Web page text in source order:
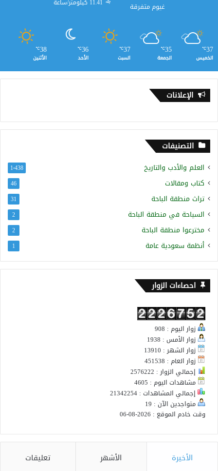
غيوم متفرقة 11.41 كيلومتر/ساعة
37
℃
الخميس
35
℃
الجمعة
37
℃
السبت
36
℃
الأحد
38
℃
الأثنين
الإعلانات
التصنيفات
العلم والأدب والتاريخ 1٬438
كتاب ومقالات 46
تراث منطقة الباحة 31
السياحة في منطقة الباحة 2
مخترعوا منطقة الباحة 2
أنظمة سعودية عامة 1
احصاءات الزوار
زوار اليوم : 908
زوار الأمس : 1938
زوار الشهر : 13910
زوار العام : 451538
إجمالي الزوار : 2576222
مشاهدات اليوم : 4605
إجمالي المشاهدات : 21342254
متواجدين الآن : 19
وقت خادم الموقع : 2026-08-06
الأخيرة الأشهر تعليقات